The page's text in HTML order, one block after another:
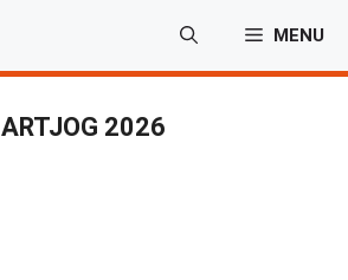
MENU
ARTJOG 2026